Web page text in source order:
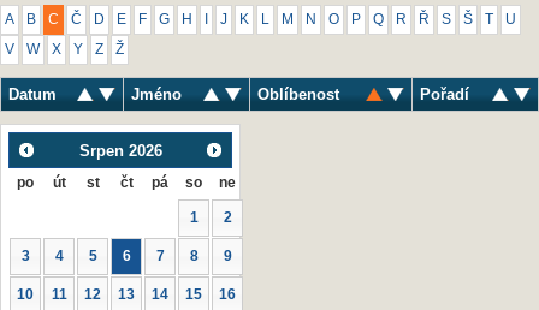
A B C Č D E F G H J K M N O P Q R Ř S Š U
V W X Y Z Ž
Datum Jméno Oblíbenost Pořadí
Srpen 2026
po út st čt pá so ne
1 2
3 4 5 6 7 8 9
10 11 12 13 14 15 16